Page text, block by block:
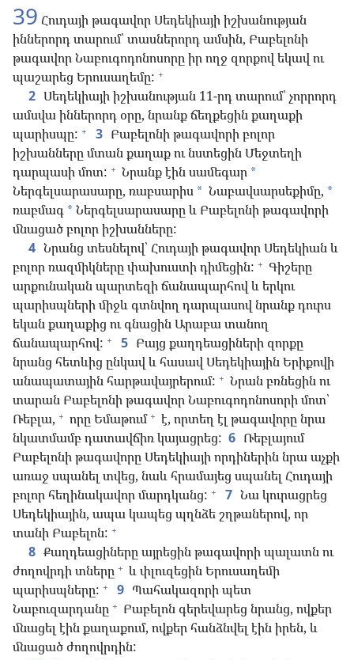
39 Հուդայի թագավոր Սեդեկիայի իշխանության
իններորդ տարում՝ տասներորդ ամսին, Բաբելոնի
թագավոր Նաբուգոդոնոսորը իր ողջ զորքով եկավ ու
պաշարեց Երուսաղեմը: +
2 Սեդեկիայի իշխանության 11-րդ տարում՝ չորրորդ
ամսվա իններորդ օրը, նրանք ճեղքեցին քաղաքի
պարիսպը: + 3 Բաբելոնի թագավորի բոլոր
իշխանները մտան քաղաք ու նստեցին Մեջտեղի
դարպասի մոտ: + Նրանք էին սամեգար *
Ներգելսարասարը, ռաբսարիս * Նաբավսարսեքիմը, *
ռաբմագ *Ներգելսարասարը և Բաբելոնի թագավորի
մնացած բոլոր իշխանները:
4 Նրանց տեսնելով՝ Հուդայի թագավոր Սեդեկիան և
բոլոր ռազմիկները փախուստի դիմեցին: + Գիշերը
արքունական պարտեզի ճանապարհով և երկու
պարիսպների միջև գտնվող դարպասով նրանք դուրս
եկան քաղաքից ու գնացին Արաբա տանող
ճանապարհով: + 5 Բայց քաղդեացիների զորքը
նրանց հետևից ընկավ և հասավ Սեդեկիային Երիքովի
անապատային հարթավայրերում: + Նրան բռնեցին ու
տարան Բաբելոնի թագավոր Նաբուգոդոնոսորի մոտ՝
Ռեբլա, + որը Եմաթում + է, որտեղ էլ թագավորը նրա
նկատմամբ դատավճիռ կայացրեց: 6 Ռեբլայում
Բաբելոնի թագավորը Սեդեկիայի որդիներին նրա աչքի
առաջ սպանել տվեց, նաև հրամայեց սպանել Հուդայի
բոլոր հեղինակավոր մարդկանց: + 7 Նա կուրացրեց
Սեդեկիային, ապա կապեց պղնձե շղթաներով, որ
տանի Բաբելոն: +
8 Քաղդեացիները այրեցին թագավորի պալատն ու
ժողովրդի տները + և փլուզեցին Երուսաղեմի
պարիսպները: + 9 Պահակազորի պետ
Նաբուզարդանը + Բաբելոն գերեվարեց նրանց, ովքեր
մնացել էին քաղաքում, ովքեր հանձնվել էին իրեն, և
մնացած ժողովրդին: